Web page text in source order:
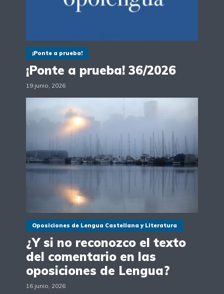
¡Ponte a prueba!
¡Ponte a prueba! 36/2026
19 junio, 2026
Oposiciones de Lengua Castellana y Literatura
¿Y si no reconozco el texto
del comentario en las
oposiciones de Lengua?
16 junio, 2026